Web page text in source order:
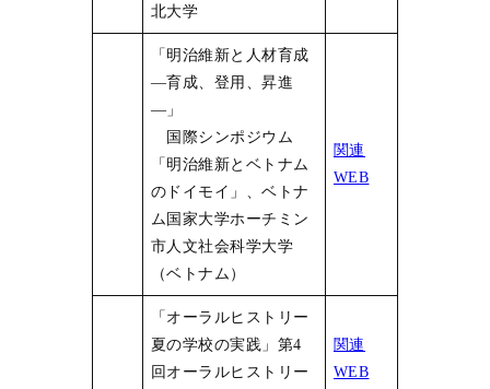
北大学
「明治維新と人材育成
―育成、登用、昇進
―」
国際シンポジウム
「明治維新とベトナム
のドイモイ」、ベトナ
ム国家大学ホーチミン
市人文社会科学大学
（ベトナム）
関連
WEB
「オーラルヒストリー
夏の学校の実践」第4
回オーラルヒストリー
関連
WEB